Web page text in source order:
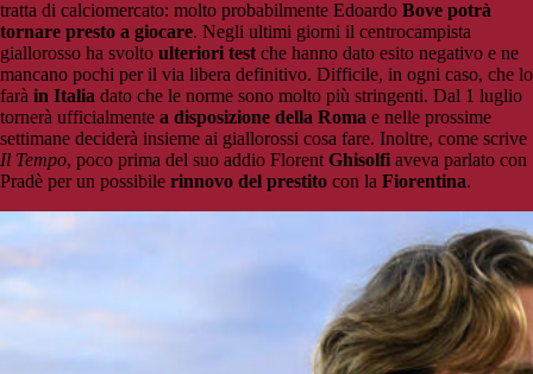
tratta di calciomercato: molto probabilmente Edoardo Bove potrà
tornare presto a giocare. Negli ultimi giorni il centrocampista
giallorosso ha svolto ulteriori testche hanno dato esito negativo e ne
mancano pochi per il via libera definitivo. Difficile, in ogni caso, che lo
farà in Italia dato che le norme sono molto più stringenti. Dal 1 luglio
tornerà ufficialmente a disposizione della Roma e nelle prossime
settimane deciderà insieme ai giallorossi cosa fare. Inoltre, come scrive
Il Tempo, poco prima del suo addio FlorentGhisolfi aveva parlato con
Pradè per un possibile rinnovo del prestito con la Fiorentina.